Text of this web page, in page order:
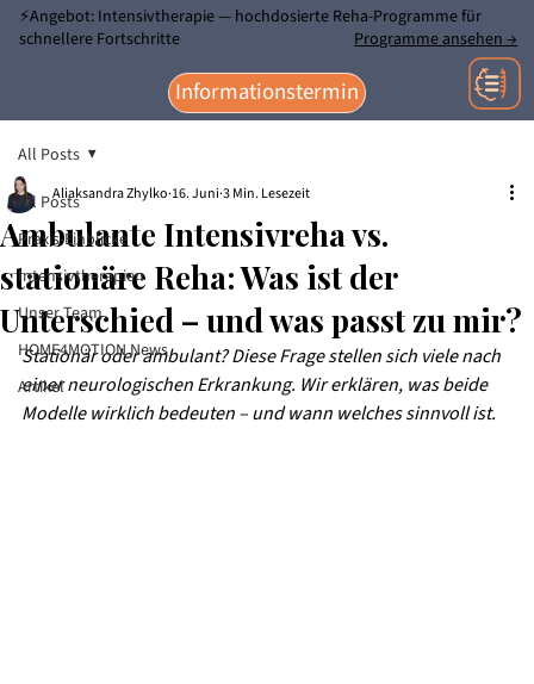
Informationstermin
⚡Angebot: Intensivtherapie — hochdosierte Reha-Programme für
schnellere Fortschritte
Programme ansehen →
All Posts
Praxis-Einblicke
Intensivtherapien
Unser Team
HOME4MOTION News
Artikel
All Posts
Ambulante Intensivreha vs.
stationäre Reha: Was ist der
Unterschied – und was passt zu mir?
Aliaksandra Zhylko 16. Juni 3 Min. Lesezeit
Stationär oder ambulant? Diese Frage stellen sich viele nach
einer neurologischen Erkrankung. Wir erklären, was beide
Modelle wirklich bedeuten – und wann welches sinnvoll ist.